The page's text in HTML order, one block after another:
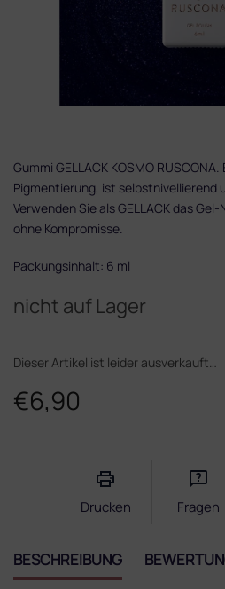
€6,90
nicht auf Lager
Dieser Artikel ist leider ausverkauft…
Gummi GELLACK KOSMO
Pigmentierung, ist selbstnivellierend
Verwenden Sie als GELLACK das
ohne Kompromisse.
Packungsinhalt: 6 ml
Drucken Fragen
BESCHREIBUNG